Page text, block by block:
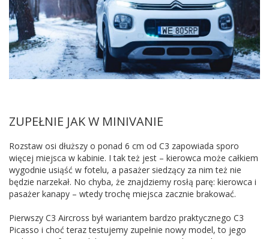
ZUPEŁNIE JAK W MINIVANIE
Rozstaw osi dłuższy o ponad 6 cm od C3 zapowiada sporo
więcej miejsca w kabinie. I tak też jest – kierowca może całkiem
wygodnie usiąść w fotelu, a pasażer siedzący za nim też nie
będzie narzekał. No chyba, że znajdziemy rosłą parę: kierowca i
pasażer kanapy – wtedy trochę miejsca zacznie brakować.
Pierwszy C3 Aircross był wariantem bardzo praktycznego C3
Picasso i choć teraz testujemy zupełnie nowy model, to jego